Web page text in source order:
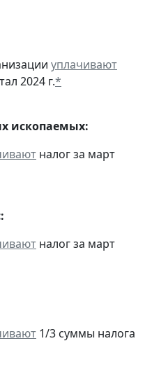
уплачивают
2024 г.*
ископаемых:
налог за март
налог за март
1/3 суммы налога